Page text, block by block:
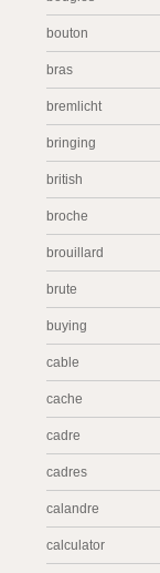
bouton
bras
bremlicht
bringing
british
broche
brouillard
brute
buying
cable
cache
cadre
cadres
calandre
calculator